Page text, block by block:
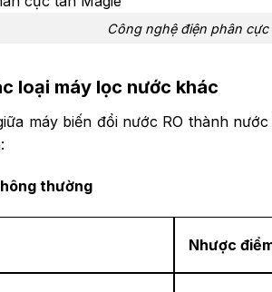
Công nghệ điện phân cực
loại máy lọc nước khác
máy biến đổi nước RO thành
thường
Nhược